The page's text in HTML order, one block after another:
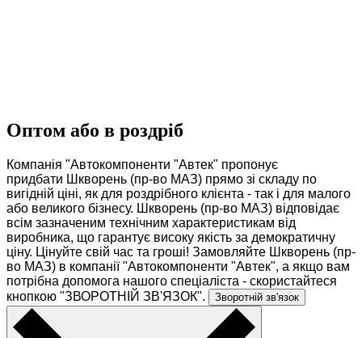
Оптом або в роздріб
Компанія "Автокомпоненти "Автек" пропонує
придбати Шкворень (пр-во МАЗ) прямо зі складу по
вигідній ціні, як для роздрібного клієнта - так і для малого
або великого бізнесу. Шкворень (пр-во МАЗ) відповідає
всім зазначеним технічним характеристикам від
виробника, що гарантує високу якість за демократичну
ціну. Цінуйте свій час та гроші! Замовляйте Шкворень (пр-
во МАЗ) в компанії "Автокомпоненти "Автек", а якщо вам
потрібна допомога нашого спеціаліста - скористайтеся
кнопкою "ЗВОРОТНІЙ ЗВ'ЯЗОК".
Зворотній зв'язок